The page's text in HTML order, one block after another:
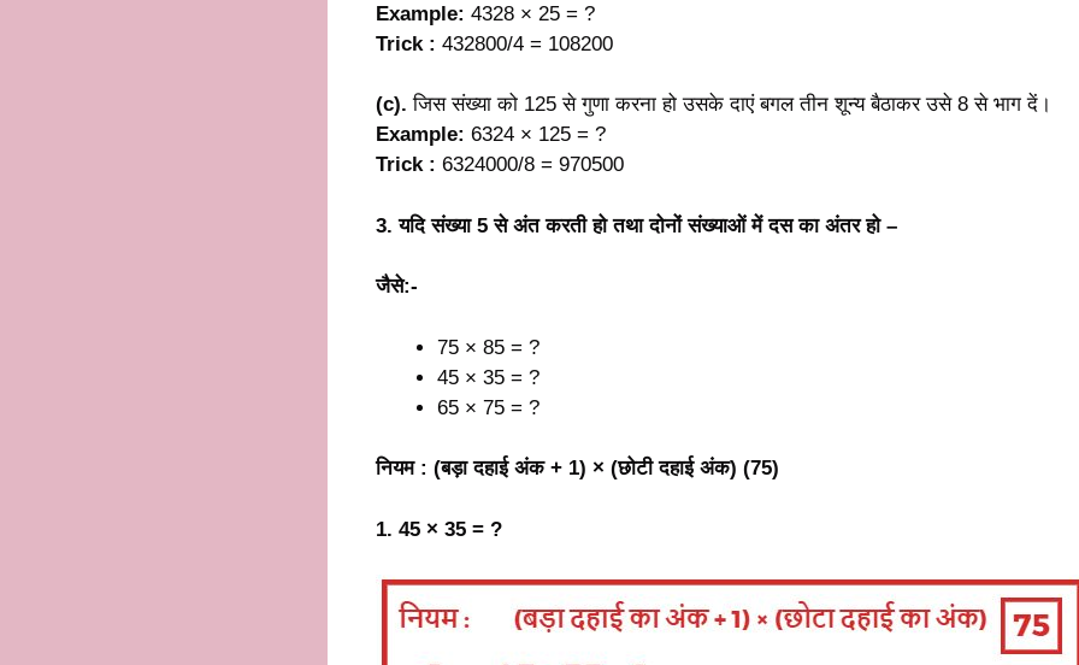
Example: 4328 × 25 = ?
Trick : 432800/4 = 108200
(c). जिस संख्या को 125 से गुणा करना हो उसके दाएं बगल तीन शून्य बैठाकर उसे 8 से भाग दें।
Example: 6324 × 125 = ?
Trick : 6324000/8 = 970500
3. यदि संख्या 5 से अंत करती हो तथा दोनों संख्याओं में दस का अंतर हो –
जैसे:-
75 × 85 = ?
45 × 35 = ?
65 × 75 = ?
नियम : (बड़ा दहाई अंक + 1) × (छोटी दहाई अंक) (75)
1. 45 × 35 = ?